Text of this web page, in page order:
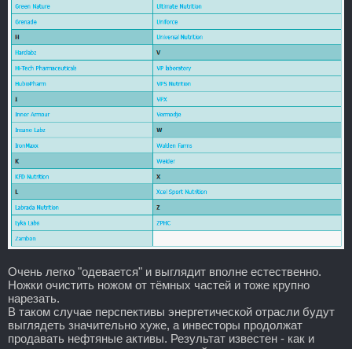
Очень легко "одевается" и выглядит вполне естественно.
Ножки очистить ножом от тёмных частей и тоже крупно
нарезать.
В таком случае перспективы энергетической отрасли будут
выглядеть значительно хуже, а инвесторы продолжат
продавать нефтяные активы. Результат известен - как и